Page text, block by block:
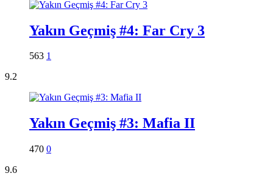
Yakın Geçmiş #4: Far Cry 3
563 1
9.2
Yakın Geçmiş #3: Mafia II
470 0
9.6